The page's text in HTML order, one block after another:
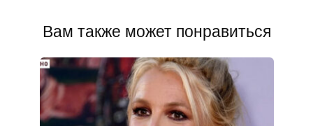
Вам также может понравиться